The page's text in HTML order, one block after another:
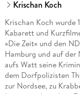
Krischan Koch
Krischan Koch wurde
Kabarett und
»Die Zeit« und den
Hamburg und auf der
aufs Watt seine
dem Dorfpolizisten
zur Nordsee, zu
krisengeschüttelten